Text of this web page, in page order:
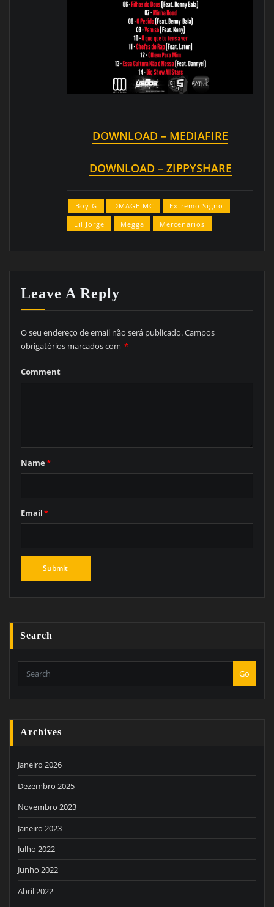
DOWNLOAD – MEDIAFIRE
DOWNLOAD – ZIPPYSHARE
Boy G DMAGE MC
Extremo Signo
Lil Jorge
Megga Mercenarios
Leave A Reply
O seu endereço de email não será publicado.Campos
obrigatórios marcados com *
Comment
Name*
Email*
Search
Go
Archives
Janeiro 2026
Dezembro 2025
Novembro 2023
Janeiro 2023
Julho 2022
Junho 2022
Abril 2022